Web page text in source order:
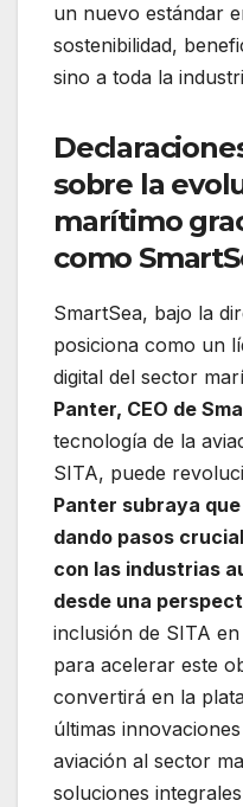
un nuevo estándar
sostenibilidad,
sino a toda la
sobre la
marítimo
como
SmartSea, bajo la
posiciona como un
digital del sector
Panter, CEO de
tecnología de la
SITA, puede
Panter subraya
dando pasos
con las industrias
desde una
inclusión de SITA
para acelerar este
convertirá en la
últimas
aviación al sector
soluciones